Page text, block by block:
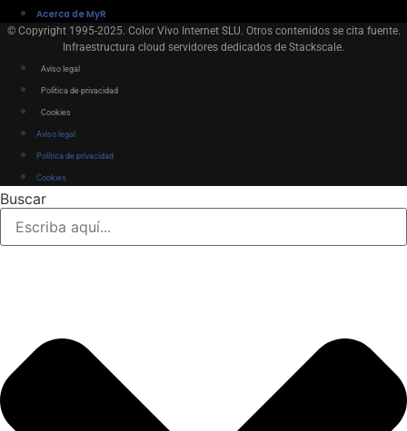
Acerca de MyR
© Copyright 1995-2025. Color Vivo Internet SLU. Otros contenidos se cita fuente.
Infraestructura cloud servidores dedicados de Stackscale.
Aviso legal
Política de privacidad
Cookies
Aviso legal
Política de privacidad
Cookies
Buscar